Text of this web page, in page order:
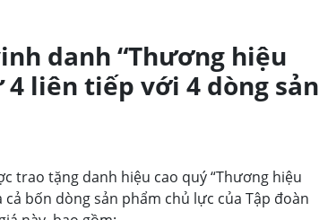
danh “Thương hiệu
4 liên tiếp với 4 dòng sản
trao tặng danh hiệu cao quý “Thương hiệu
bốn dòng sản phẩm chủ lực của Tập đoàn